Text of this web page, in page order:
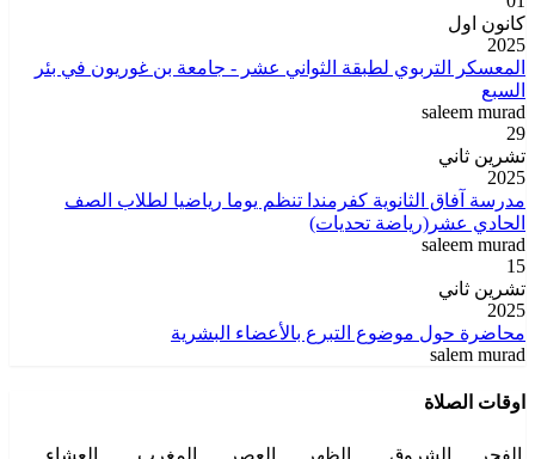
كانون اول
2025
المعسكر التربوي لطبقة الثواني عشر - جامعة بن غوريون في بئر
السبع
saleem murad
29
تشرين ثاني
2025
مدرسة آفاق الثانوية كفرمندا تنظم يوما رياضيا لطلاب الصف
الحادي عشر(رياضة تحديات)
saleem murad
15
تشرين ثاني
2025
محاضرة حول موضوع التبرع بالأعضاء البشرية
salem murad
اوقات الصلاة
الفجر الشروق الظهر العصر المغرب العشاء